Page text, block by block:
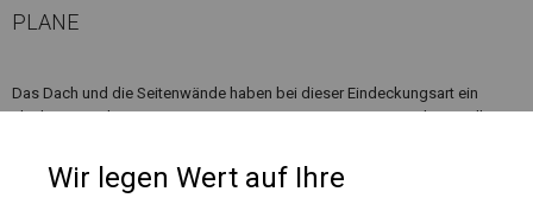
PLANE
Das Dach und die Seitenwände haben bei dieser Eindeckungsart ein
Flächengewicht von ca. 580 g/m². Es ist resistent gegen starke Windböen
Garagenzelten als auch in Langzeitlagerzelten verwendet werden.
Wir legen Wert auf Ihre